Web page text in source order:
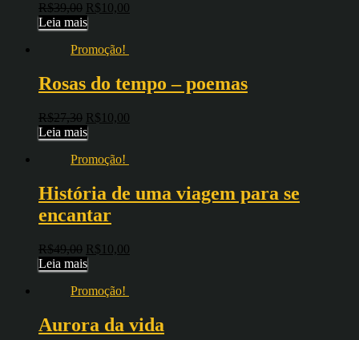
R$39,00 R$ 10,00
Leia mais
Promoção!
Rosas do tempo – poemas
R$27,30 R$ 10,00
Leia mais
Promoção!
História de uma viagem para se
encantar
R$49,00 R$ 10,00
Leia mais
Promoção!
Aurora da vida